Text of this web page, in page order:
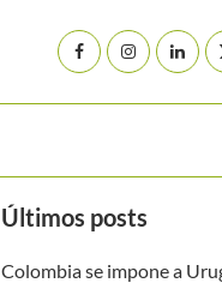
Últimos posts
Colombia se impone a